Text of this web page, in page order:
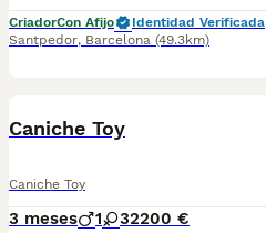
CriadorCon Afijo
Identidad Verificada
Santpedor, Barcelona (49.3km)
Caniche Toy
Caniche Toy
3 meses 1 32200 €